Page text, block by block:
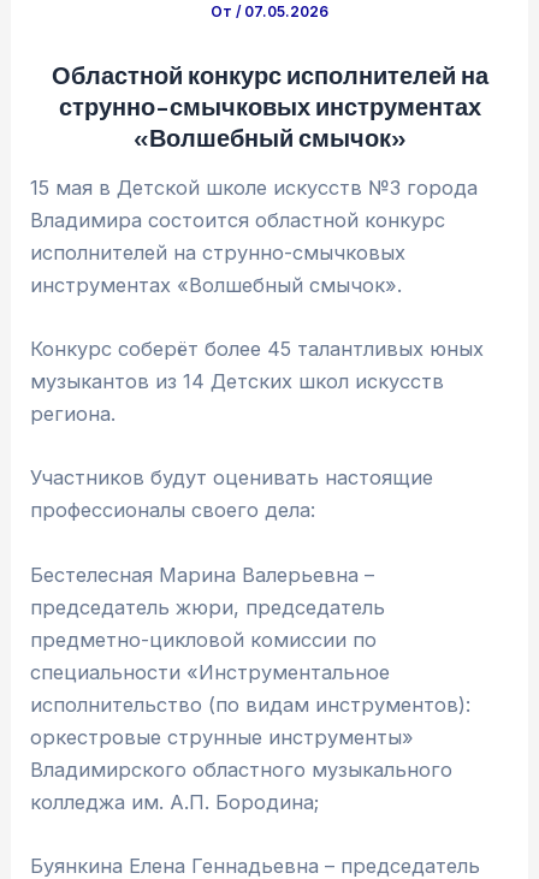
От / 07.05.2026
Областной конкурс исполнителей на
струнно-смычковых инструментах
«Волшебный смычок»
15 мая в Детской школе искусств №3 города
Владимира состоится областной конкурс
исполнителей на струнно-смычковых
инструментах «Волшебный смычок».
Конкурс соберёт более 45 талантливых юных
музыкантов из 14 Детских школ искусств
региона.
Участников будут оценивать настоящие
профессионалы своего дела:
Бестелесная Марина Валерьевна –
председатель жюри, председатель
предметно-цикловой комиссии по
специальности «Инструментальное
исполнительство (по видам инструментов):
оркестровые струнные инструменты»
Владимирского областного музыкального
колледжа им. А.П. Бородина;
Буянкина Елена Геннадьевна – председатель